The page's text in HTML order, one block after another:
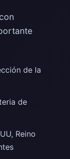
de la
de
Reino